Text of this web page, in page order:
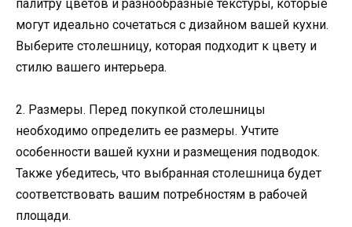
палитру цветов и разнообразные текстуры, которые
могут идеально сочетаться с дизайном вашей кухни.
Выберите столешницу, которая подходит к цвету и
стилю вашего интерьера.
2. Размеры. Перед покупкой столешницы
необходимо определить ее размеры. Учтите
особенности вашей кухни и размещения подводок.
Также убедитесь, что выбранная столешница будет
соответствовать вашим потребностям в рабочей
площади.